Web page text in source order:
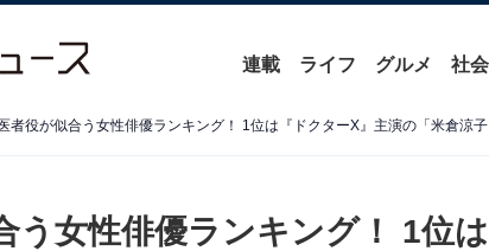
連載 ライフ グルメ 社会
医者役が似合う女性俳優ランキング！ 1位は『ドクターX』主演の「米倉涼
う女性俳優ランキング！ 1位